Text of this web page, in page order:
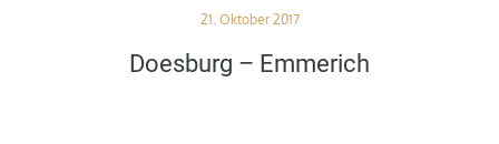
Posted
21. Oktober 2017
Doesburg – Emmerich